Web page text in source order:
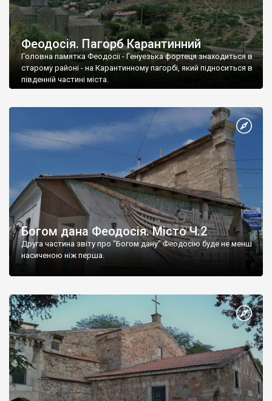
Феодосія. Пагорб Карантинний
Головна памятка Феодосії - Генуезька фортеця знаходиться в
старому районі - на Карантинному пагорбі, який підноситься в
південній частині міста.
Богом дана Феодосія. Місто Ч.2
Друга частина звіту про "Богом дану" Феодосію буде не менш
насиченою ніж перша.